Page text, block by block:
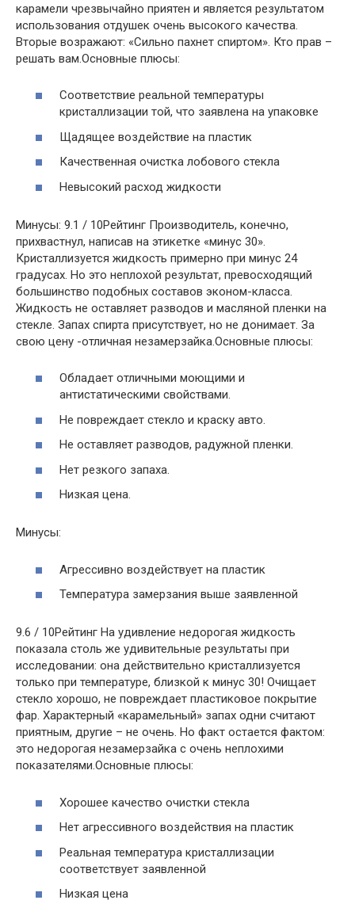
карамели чрезвычайно приятен и является результатом
использования отдушек очень высокого качества.
Вторые возражают: «Сильно пахнет спиртом». Кто прав –
решать вам.Основные плюсы:
Соответствие реальной температуры
кристаллизации той, что заявлена на упаковке
Щадящее воздействие на пластик
Качественная очистка лобового стекла
Невысокий расход жидкости
Минусы: 9.1 / 10Рейтинг Производитель, конечно,
прихвастнул, написав на этикетке «минус 30».
Кристаллизуется жидкость примерно при минус 24
градусах. Но это неплохой результат, превосходящий
большинство подобных составов эконом-класса.
Жидкость не оставляет разводов и масляной пленки на
стекле. Запах спирта присутствует, но не донимает. За
свою цену -отличная незамерзайка.Основные плюсы:
Обладает отличными моющими и
антистатическими свойствами.
Не повреждает стекло и краску авто.
Не оставляет разводов, радужной пленки.
Нет резкого запаха.
Низкая цена.
Минусы:
Агрессивно воздействует на пластик
Температура замерзания выше заявленной
9.6 / 10Рейтинг На удивление недорогая жидкость
показала столь же удивительные результаты при
исследовании: она действительно кристаллизуется
только при температуре, близкой к минус 30! Очищает
стекло хорошо, не повреждает пластиковое покрытие
фар. Характерный «карамельный» запах одни считают
приятным, другие – не очень. Но факт остается фактом:
это недорогая незамерзайка с очень неплохими
показателями.Основные плюсы:
Хорошее качество очистки стекла
Нет агрессивного воздействия на пластик
Реальная температура кристаллизации
соответствует заявленной
Низкая цена